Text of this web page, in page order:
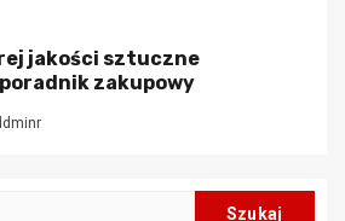
jakości sztuczne
zakupowy